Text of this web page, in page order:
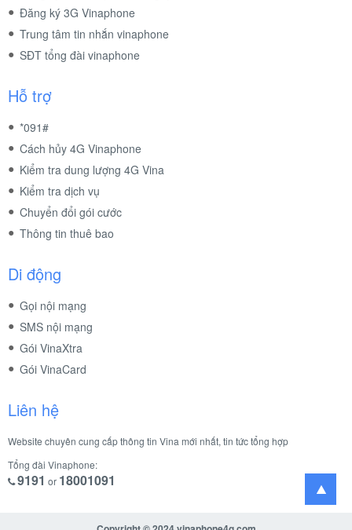
Đăng ký 3G Vinaphone
Trung tâm tin nhắn vinaphone
SĐT tổng đài vinaphone
Hỗ trợ
*091#
Cách hủy 4G Vinaphone
Kiểm tra dung lượng 4G Vina
Kiểm tra dịch vụ
Chuyển đổi gói cước
Thông tin thuê bao
Di động
Gọi nội mạng
SMS nội mạng
Gói VinaXtra
Gói VinaCard
Liên hệ
Website chuyên cung cấp thông tin Vina mới nhất, tin tức tổng hợp
Tổng đài Vinaphone:
9191 or 18001091